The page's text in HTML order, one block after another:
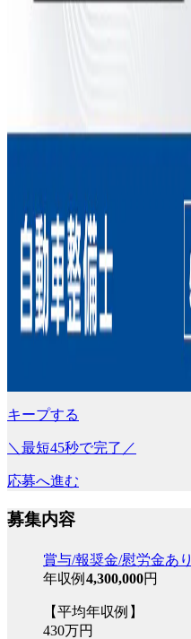
キープする
＼最短45秒で完了／
応募へ進む
募集内容
賞与/報奨金/慰労金あり
年収例 4,300,000円
【平均年収例】
430万円